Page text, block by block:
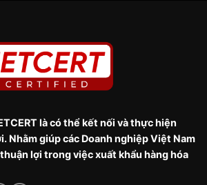
là có thể kết nối và thực hiện
Nhằm giúp các Doanh nghiệp Việt Nam
lợi trong việc xuất khẩu hàng hóa